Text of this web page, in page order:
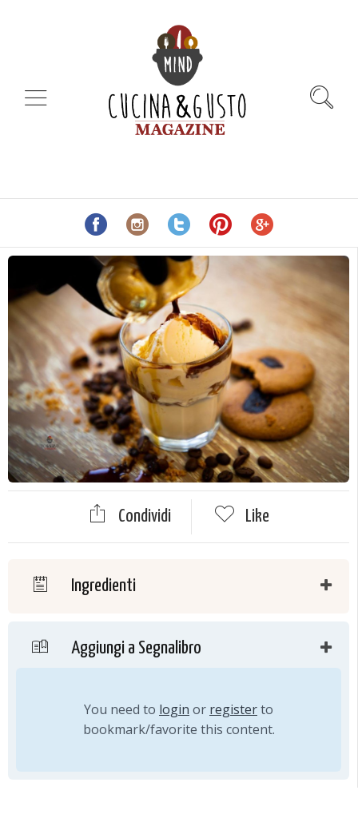
Condividi Like
Ingredienti
Aggiungi a Segnalibro
You need to login or registerto
bookmark/favorite this content.